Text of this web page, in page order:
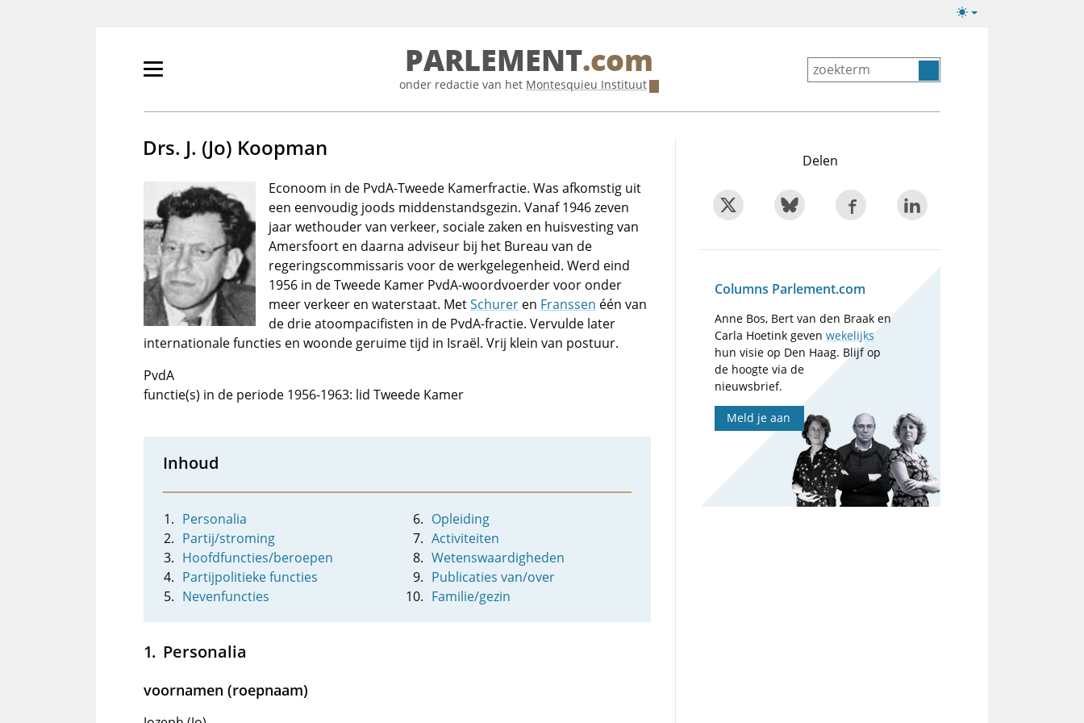
Lichte/donkere
Primair
tonen/verbergen
PARLEMENT.com
onder redactie van het Montesquieu Instituut
Drs. J. (Jo) Koopman
Econoom in de PvdA-Tweede Kamerfractie. Was afkomstig uit
een eenvoudig joods middenstandsgezin. Vanaf 1946 zeven
jaar wethouder van verkeer, sociale zaken en huisvesting van
Amersfoort en daarna adviseur bij het Bureau van de
regeringscommissaris voor de werkgelegenheid. Werd eind
1956 in de Tweede Kamer PvdA-woordvoerder voor onder
meer verkeer en waterstaat. MetSchurer en Franssen één van
de drie atoompacifisten in de PvdA-fractie. Vervulde later
internationale functies en woonde geruime tijd in Israël. Vrij klein van postuur.
PvdA
functie(s) in de periode 1956-1963: lid Tweede Kamer
Inhoud
Personalia
Partij/stroming
Hoofdfuncties/beroepen
Partijpolitieke functies
Nevenfuncties
Opleiding
Activiteiten
Wetenswaardigheden
Publicaties van/over
Familie/gezin
Personalia
voornamen (roepnaam)
Delen
Columns Parlement.com
Anne Bos, Bert van den Braak en
Carla Hoetink gevenwekelijks
hun visie op Den Haag. Blijf op
de hoogte via de
nieuwsbrief.
Meld je aan